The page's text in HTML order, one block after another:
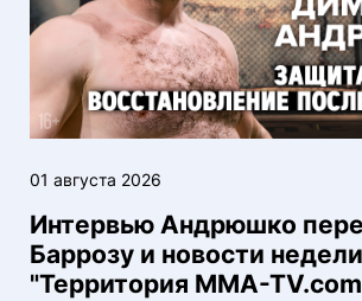
01 августа 2026
Интервью Андрюшко
Баррозу и новости
"Территория MMA-